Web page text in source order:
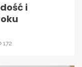
i
172